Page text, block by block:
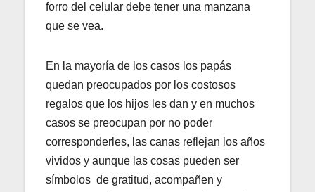
forro del celular debe tener una manzana
que se vea.
En la mayoría de los casos los papás
quedan preocupados por los costosos
regalos que los hijos les dan y en muchos
casos se preocupan por no poder
corresponderles, las canas reflejan los años
vividos y aunque las cosas pueden ser
símbolos de gratitud, acompañen y